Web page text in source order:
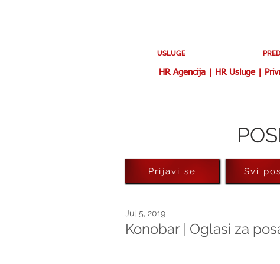
USLUGE
HR Agencija| HR Usluge|
Konobar | Oglasi za
Jul 5, 2019
Prijavi se Svi